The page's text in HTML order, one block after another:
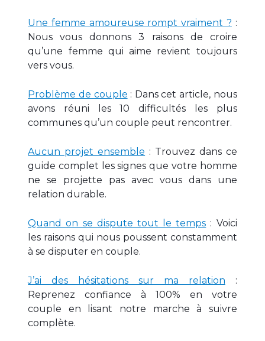
Une femme amoureuse rompt vraiment ? :
Nous vous donnons 3 raisons de croire
qu’une femme qui aime revient toujours
vers vous.
Problème de couple : Dans cet article, nous
avons réuni les 10 difficultés les plus
communes qu’un couple peut rencontrer.
Aucun projet ensemble : Trouvez dans ce
guide complet les signes que votre homme
ne se projette pas avec vous dans une
relation durable.
Quand on se dispute tout le temps : Voici
les raisons qui nous poussent constamment
à se disputer en couple.
J’ai des hésitations sur ma relation :
Reprenez confiance à 100% en votre
couple en lisant notre marche à suivre
complète.